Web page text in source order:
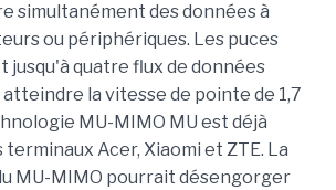
simultanément des données à
ou périphériques. Les puces
quatre flux de données
la vitesse de pointe de 1,7
MU-MIMO MU est déjà
terminaux Acer, Xiaomi et ZTE. La
MU-MIMO pourrait désengorger